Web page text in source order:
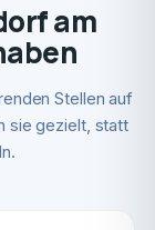
am
Stellen auf
sie gezielt, statt